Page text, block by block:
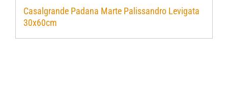
Casalgrande Padana Marte Palissandro Levigata
30x60cm